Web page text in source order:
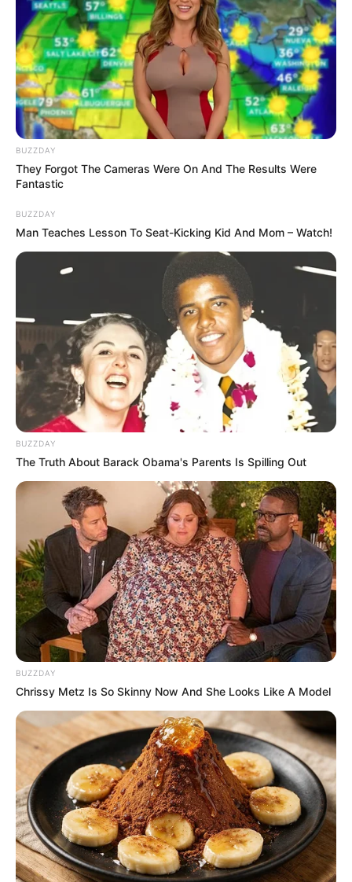
Mata Batin 2, Menguak Misteri
Arwah Penuh Dendam
“Darmah”
Penulis:staff dailysia |26 Desember 2018
Bagaimana jika dua cewek yang memiliki mata batin berusaha
untuk menguak misteri dari rumah panti asuhan yang mereka
tinggali? Namun, jutru malapetaka yang terjadi setelah bebasnya
sosok menyeramkan “darmah” (arwah yang penuh dendam) dan
meneror penghuni panti asuhan yang merupakan anak-anak
tersebut.
Cerita horor ini merupakan cerita dalam film terbaru produksi
“Hitmaker Studio” yang akan tayang tanggal 17 Januari 2019,
Mata Batin 2.
BUZZDAY
They Forgot The Cameras Were On And The Results Were
Fantastic
BUZZDAY
Man Teaches Lesson To Seat-Kicking Kid And Mom – Watch!
BUZZDAY
The Truth About Barack Obama's Parents Is Spilling Out
BUZZDAY
Chrissy Metz Is So Skinny Now And She Looks Like A Model